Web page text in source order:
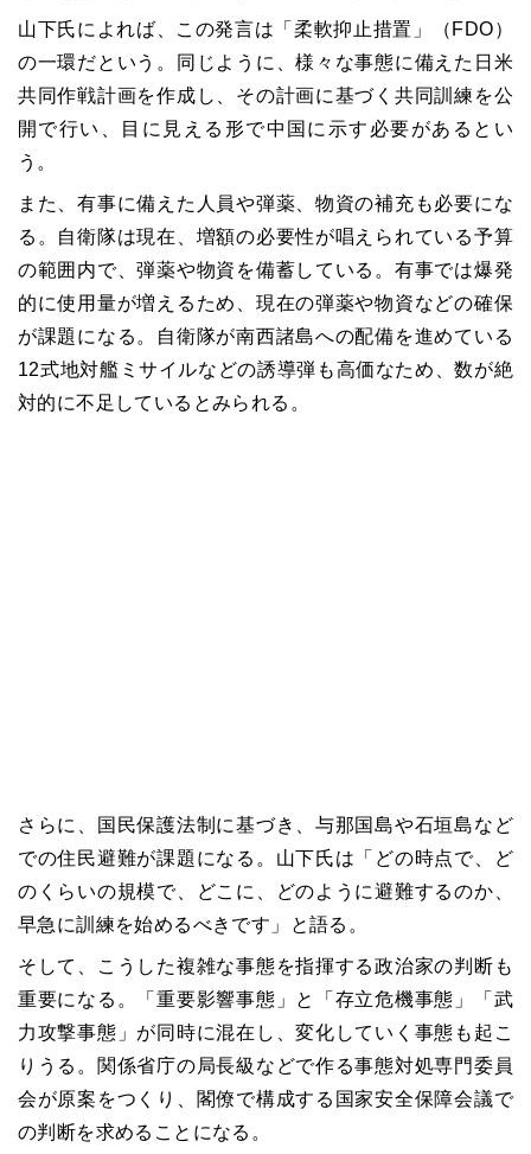
山下氏によれば、この発言は「柔軟抑止措置」（FDO）
の一環だという。同じように、様々な事態に備えた日米
共同作戦計画を作成し、その計画に基づく共同訓練を公
開で行い、目に見える形で中国に示す必要があるとい
う。
また、有事に備えた人員や弾薬、物資の補充も必要にな
る。自衛隊は現在、増額の必要性が唱えられている予算
の範囲内で、弾薬や物資を備蓄している。有事では爆発
的に使用量が増えるため、現在の弾薬や物資などの確保
が課題になる。自衛隊が南西諸島への配備を進めている
12式地対艦ミサイルなどの誘導弾も高価なため、数が絶
対的に不足しているとみられる。
さらに、国民保護法制に基づき、与那国島や石垣島など
での住民避難が課題になる。山下氏は「どの時点で、ど
のくらいの規模で、どこに、どのように避難するのか、
早急に訓練を始めるべきです」と語る。
そして、こうした複雑な事態を指揮する政治家の判断も
重要になる。「重要影響事態」と「存立危機事態」「武
力攻撃事態」が同時に混在し、変化していく事態も起こ
りうる。関係省庁の局長級などで作る事態対処専門委員
会が原案をつくり、閣僚で構成する国家安全保障会議で
の判断を求めることになる。